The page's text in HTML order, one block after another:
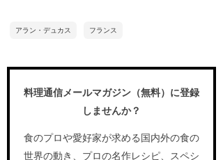
アラン・デュカス フランス
料理通信メールマガジン（無料）に登録
しませんか？
食のプロや愛好家が求める国内外の食の
世界の動き、プロの名作レシピ、スペシ